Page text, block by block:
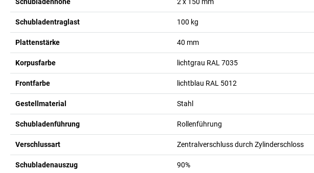
Schubladentraglast 100 kg
Plattenstärke 40 mm
Korpusfarbe lichtgrau RAL 7035
Frontfarbe lichtblau RAL 5012
Gestellmaterial Stahl
Schubladenführung Rollenführung
Verschlussart Zentralverschluss durch Zylinderschloss
Schubladenauszug 90%